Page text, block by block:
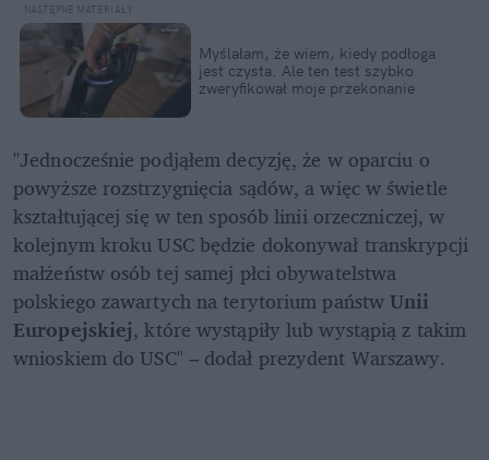
Myślałam, że wiem, kiedy podłoga
jest czysta. Ale ten test szybko
zweryfikował moje przekonanie
"Jednocześnie podjąłem decyzję, że w oparciu o
powyższe rozstrzygnięcia sądów, a więc w świetle
kształtującej się w ten sposób linii orzeczniczej, w
kolejnym kroku USC będzie dokonywał transkrypcji
małżeństw osób tej samej płci obywatelstwa
polskiego zawartych na terytorium państw Unii
Europejskiej, które wystąpiły lub wystąpią z takim
wnioskiem do USC" – dodał prezydent Warszawy.